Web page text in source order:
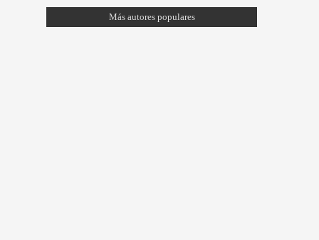
Más autores populares